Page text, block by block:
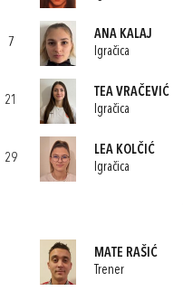
7
ANA KALAJ
Igračica
21
TEA VRAČEVIĆ
Igračica
29
LEA KOLČIĆ
Igračica
MATE RAŠIĆ
Trener